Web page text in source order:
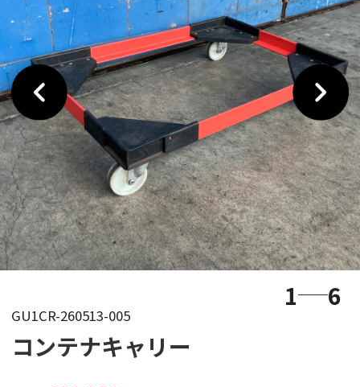
1 6
GU1CR-260513-005
コンテナキャリー